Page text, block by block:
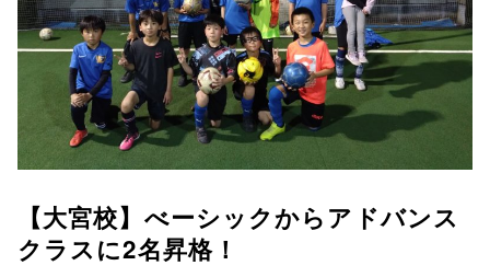
【大宮校】べーシックからアドバンス
クラスに2名昇格！